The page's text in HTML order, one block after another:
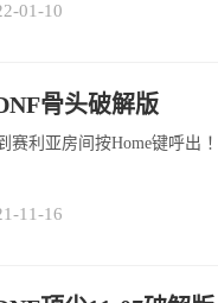
01-10
骨头破解版
先
11-16